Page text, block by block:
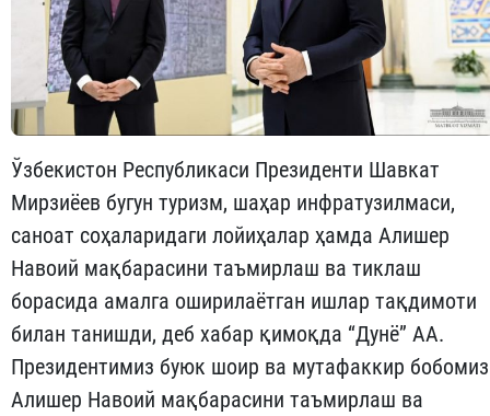
Ўзбекистон Республикаси Президенти Шавкат
Мирзиёев бугун туризм, шаҳар инфратузилмаси,
саноат соҳаларидаги лойиҳалар ҳамда Алишер
Навоий мақбарасини таъмирлаш ва тиклаш
борасида амалга оширилаётган ишлар тақдимоти
билан танишди, деб хабар қимоқда “Дунё” АА.
Президентимиз буюк шоир ва мутафаккир бобомиз
Алишер Навоий мақбарасини таъмирлаш ва